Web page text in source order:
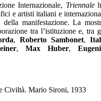
Internazionale, Triennale
e artisti italiani e
manifestazione. La
tra l’istituzione e, tra
,Roberto Sambonet,
, Max Huber,
Civiltà. Mario Sironi, 1933